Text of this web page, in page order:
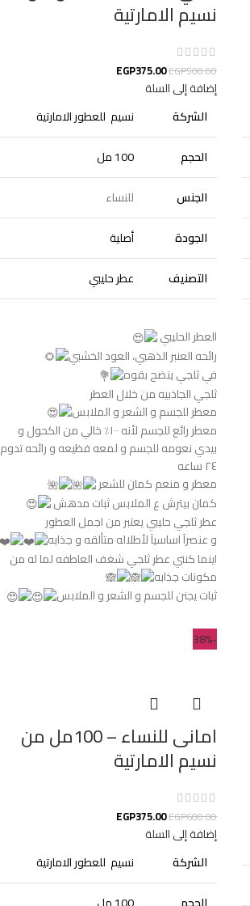
نسيم الامارتية
EGP500.00
EGP375.00
إضافة إلى السلة
الشركة
نسيم للعطور الامارتية
الحجم
100 مل
الجنس
للنساء
الجودة
أصلية
التصنيف
عطر حليبي
العطر الحليبي
رائحه العنبر الذهبي، العود الخشبي
في ثلجي ينضح بقوه
ثلجي الجاذبيه من خلال العطر
معطر للجسم و الشعر و الملابس
معطر رائع للجسم لأنه ١٠٠٪ خالي من الكحول و
بيدي نعومه للجسم و لمعه فظيعه و رائحه تدوم
٢٤ ساعه
معطر و منعم كمان للشعر
كمان بيترش ع الملابس ثبات مدهش
عطر ثلجي حليبي يعتبر من اجمل العطور
و عنصرآ اساسيآ لأطلاله متألقه و جذابه
اينما كنتي عطر ثلجي شغف العاطفه لما له من
مكونات جذابه
ثبات يجنن للجسم و الشعر و الملابس
-38%
امانى للنساء – 100مل من
نسيم الامارتية
EGP600.00
EGP375.00
إضافة إلى السلة
الشركة
نسيم للعطور الامارتية